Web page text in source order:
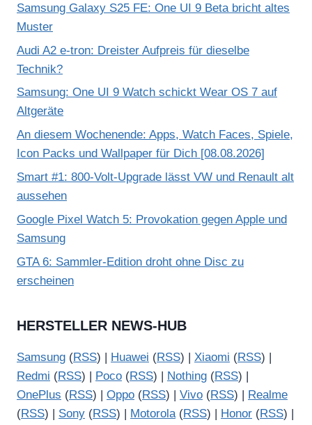
Samsung Galaxy S25 FE: One UI 9 Beta bricht altes
Muster
Audi A2 e-tron: Dreister Aufpreis für dieselbe
Technik?
Samsung: One UI 9 Watch schickt Wear OS 7 auf
Altgeräte
An diesem Wochenende: Apps, Watch Faces, Spiele,
Icon Packs und Wallpaper für Dich [08.08.2026]
Smart #1: 800-Volt-Upgrade lässt VW und Renault alt
aussehen
Google Pixel Watch 5: Provokation gegen Apple und
Samsung
GTA 6: Sammler-Edition droht ohne Disc zu
erscheinen
HERSTELLER NEWS-HUB
Samsung (RSS) | Huawei (RSS) | Xiaomi (RSS) |
Redmi (RSS) | Poco (RSS) | Nothing (RSS) |
OnePlus (RSS) | Oppo (RSS) | Vivo (RSS) |
Realme
(RSS) | Sony (RSS) | Motorola(RSS) | Honor (RSS) |